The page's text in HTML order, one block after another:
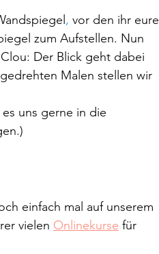
, vor den ihr eure
zum Aufstellen. Nun
Der Blick geht dabei
Malen stellen wir
uns gerne in die
einfach mal auf unserem
vielen Onlinekurse für